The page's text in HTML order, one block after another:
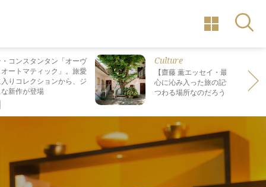
コンスタンタン「オーヴ
ートマティック」。旅愛
りコレクションから、ジ
新作が登場
Culture
【齋藤 薫エッセイ・最終回】 最
心に沁み入った旅の記憶は なぜ“死
つわる場所なのだろう？